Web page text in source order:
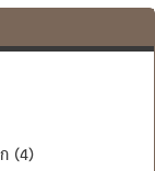
(4)